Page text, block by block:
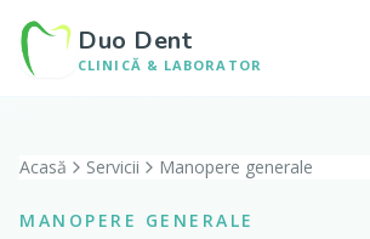
Duo Dent
CLINICĂ & LABORATOR
Acasă Servicii Manopere generale
MANOPERE GENERALE